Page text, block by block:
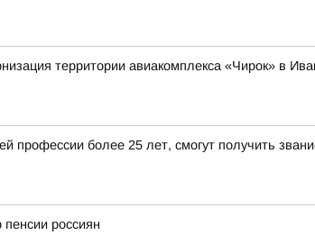
территории авиакомплекса «Чирок» в
профессии более 25 лет, смогут получить
россиян